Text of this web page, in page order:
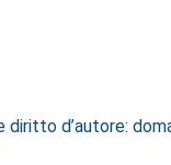
diritto d’autore: